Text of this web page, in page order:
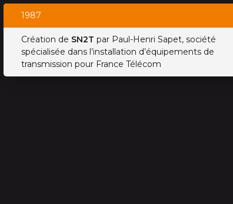
1987
Création de SN2T par Paul-Henri Sapet, société
spécialisée dans l’installation d’équipements de
transmission pour France Télécom